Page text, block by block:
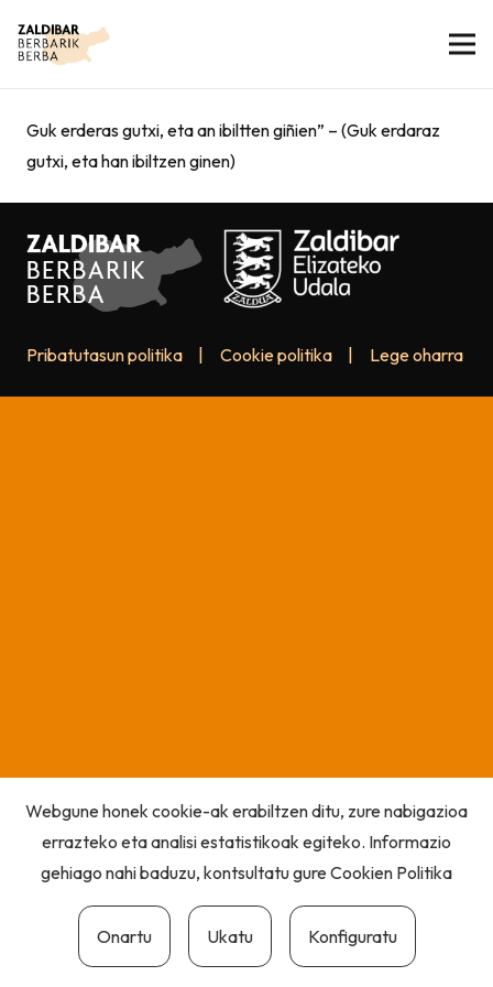
Guk erderas gutxi, eta an ibiltten giñien” – (Guk erdaraz
gutxi, eta han ibiltzen ginen)
Pribatutasun politika Cookie politika Lege oharra
Webgune honek cookie-ak erabiltzen ditu, zure nabigazioa
errazteko eta analisi estatistikoak egiteko. Informazio
gehiago nahi baduzu, kontsultatu gureCookien Politika
Onartu Ukatu Konfiguratu